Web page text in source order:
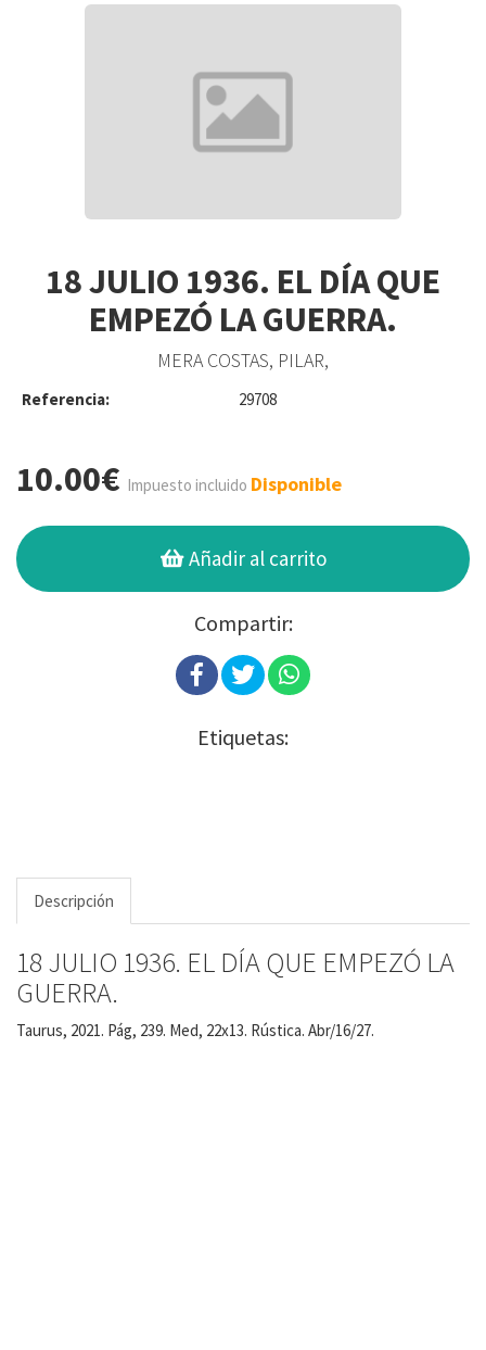
18 JULIO 1936. EL DÍA QUE
EMPEZÓ LA GUERRA.
MERA COSTAS, PILAR,
Referencia: 29708
10.00€ Impuesto incluido Disponible
Añadir al carrito
Compartir:
Etiquetas:
Descripción
18 JULIO 1936. EL DÍA QUE EMPEZÓ LA
GUERRA.
Taurus, 2021. Pág, 239. Med, 22x13. Rústica. Abr/16/27.